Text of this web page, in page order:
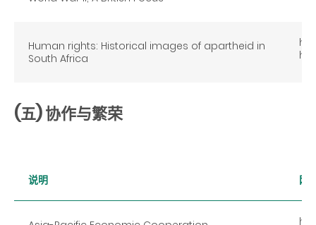
Human rights: Historical images of apartheid in
South Africa
(五) 协作与繁荣
说明 网